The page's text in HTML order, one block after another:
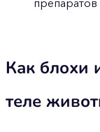
Как блохи
теле